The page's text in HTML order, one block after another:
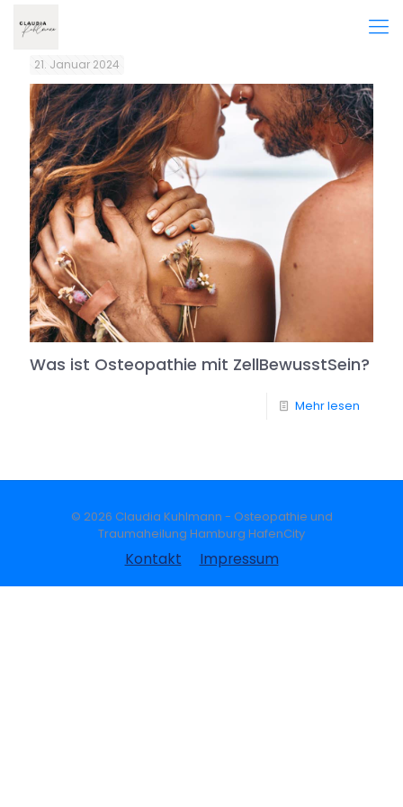
21. Januar 2024
Was ist Osteopathie mit ZellBewusstSein?
Mehr lesen
© 2026 Claudia Kuhlmann - Osteopathie und
Traumaheilung Hamburg HafenCity
Kontakt Impressum